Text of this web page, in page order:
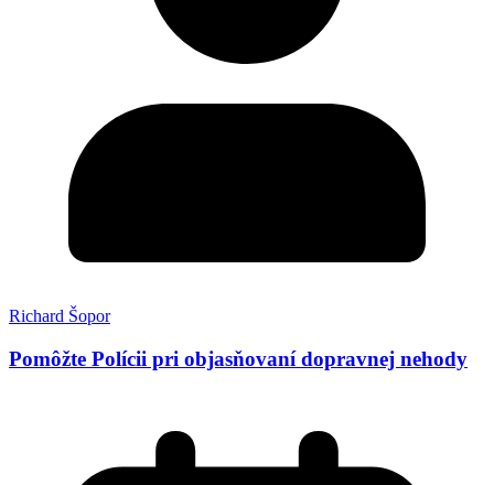
Richard Šopor
Pomôžte Polícii pri objasňovaní dopravnej nehody